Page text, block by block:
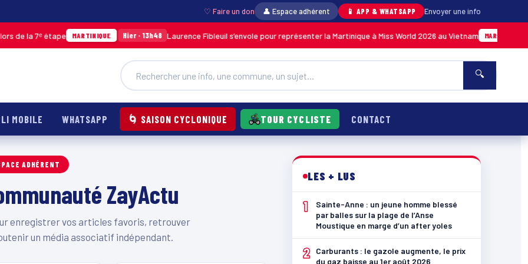
♡ Faire un don 👤 Espace adhérent 📱 APP & WHATSAPP Envoyer une info
de la 7ᵉ étape MARTINIQUE Hier · 13h48 Laurence Fibleuil s’envole pour représenter la Martinique à Miss World 2026 au Vietnam MARTINIQUE
🔍
MOBILE WHATSAPP 🌀 SAISON CYCLONIQUE TOUR CYCLISTE CONTACT
ADHÉRENT
ZayActu
enregistrer vos articles favoris, retrouver
un média associatif indépendant.
LES + LUS
1
Sainte-Anne : un jeune homme blessé
par balles sur la plage de l’Anse
Moustique en marge d’un after yoles
2
Carburants : le gazole augmente, le prix
du gaz baisse au 1er août 2026